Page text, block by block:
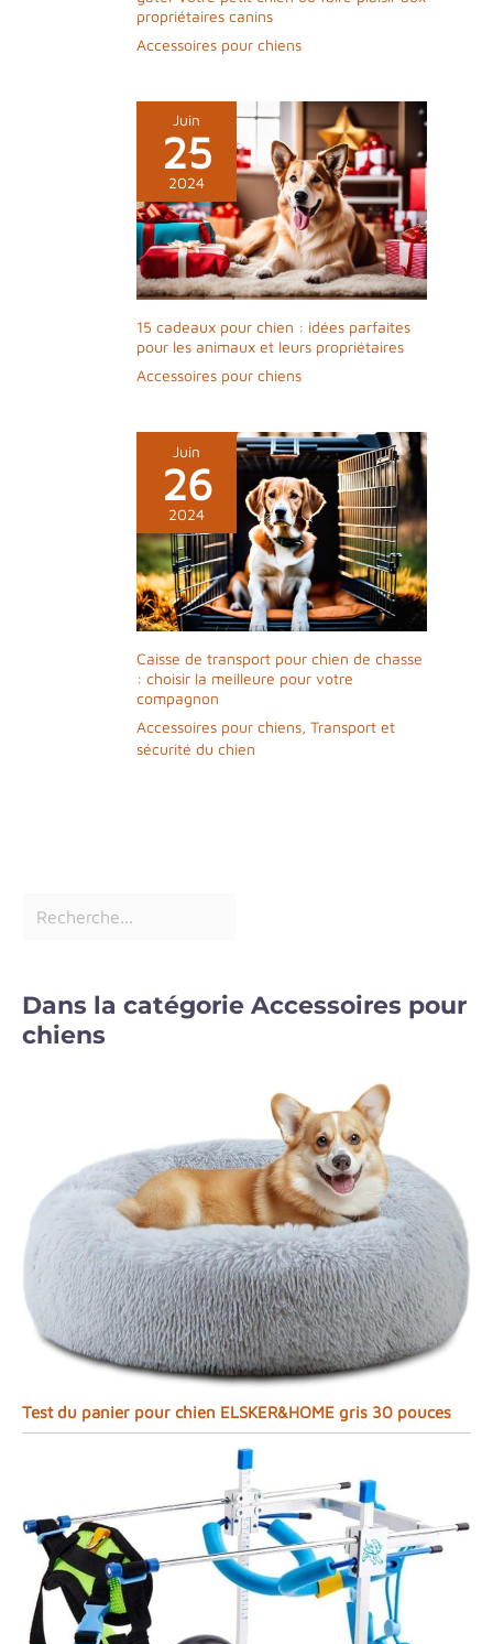
propriétaires canins
Accessoires pour chiens
Juin
25
2024
15 cadeaux pour chien : idées parfaites
pour les animaux et leurs propriétaires
Accessoires pour chiens
Juin
26
2024
Caisse de transport pour chien de chasse
: choisir la meilleure pour votre
compagnon
Accessoires pour chiens, Transport et
sécurité du chien
Dans la catégorie Accessoires pour
chiens
Test du panier pour chien ELSKER&HOME gris 30 pouces